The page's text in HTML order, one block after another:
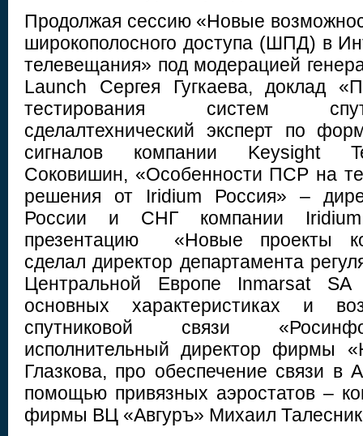
Продолжая сессию «Новые
широкополосного доступа (ШПД) в
телевещания» под модерацией
Launch Сергея Гугкаева, доклад
тестирования систем
сделалтехнический эксперт по
сигналов компании Keysight
Соковишин, «Особенности ПСР на
решения от Iridium Россия» –
России и СНГ компании
презентацию «Новые проекты
сделал директор департамента
Центральной Европе Inmarsat
основных характеристиках и
спутниковой связи
исполнительный директор
Глазкова, про обеспечение связи в
помощью привязных аэростатов –
фирмы ВЦ «Авгуръ» Михаил